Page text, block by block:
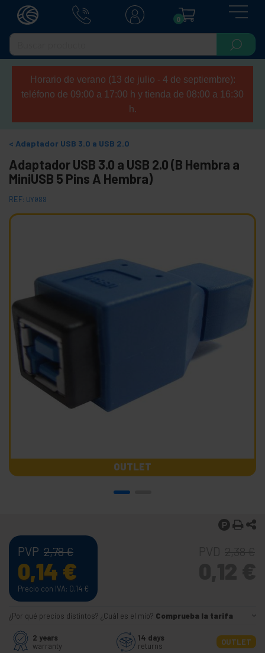
0
Horario de verano (13 de julio - 4 de septiembre):
teléfono de 09:00 a 17:00 h y tienda de 08:00 a 16:30
h.
Adaptador USB 3.0 a USB 2.0
Adaptador USB 3.0 a USB 2.0 (B Hembra a
MiniUSB 5 Pins A Hembra)
REF: UY088
OUTLET
PVP 2,78€
0,14 €
Precio con IVA: 0,14 €
¿Por qué precios distintos? ¿Cuál es el mío? Comprueba la tarifa
2 years
warranty
14 days
returns
OUTLET